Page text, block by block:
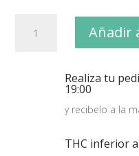
Añadir
Realiza tu
19:00
y recibelo a la
THC inferior a